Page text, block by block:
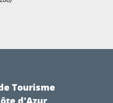
Tourisme